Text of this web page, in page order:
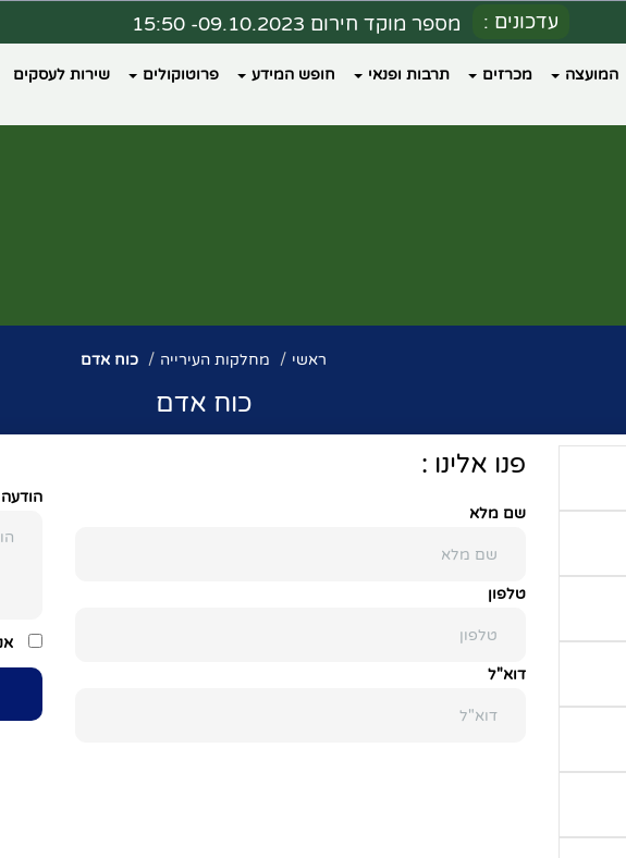
עדכונים :
מספר מוקד חירום 09.10.2023- 15:50
הערכת מצב 09.10.2023 - 16:00
המועצה מכרזים תרבות ופנאי חופש המידע פרוטוקולים שירות לעסקים
ראשי מחלקות העירייה כוח אדם
כוח אדם
פנו אלינו :
שם מלא
טלפון
דוא"ל
הודעה